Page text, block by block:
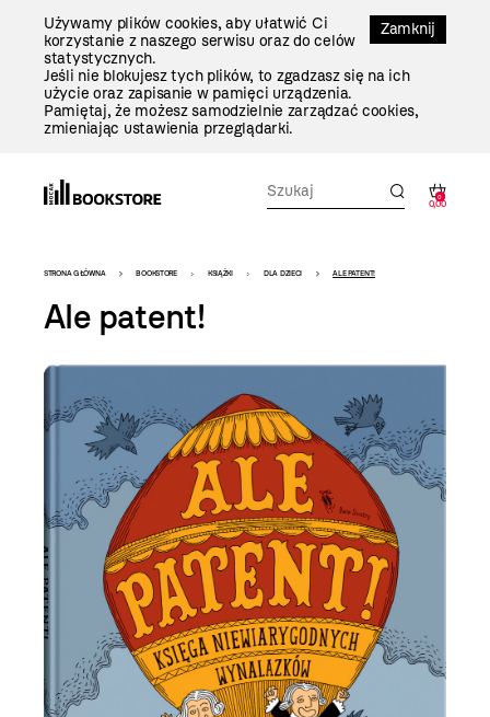
Zamknij
Używamy plików cookies, aby ułatwić Ci
korzystanie z naszego serwisu oraz do celów
statystycznych.
Jeśli nie blokujesz tych plików, to zgadzasz się na ich
użycie oraz zapisanie w pamięci urządzenia.
Pamiętaj, że możesz samodzielnie zarządzać cookies,
zmieniając ustawienia przeglądarki.
0
0,00
Bookstore
-
szablon
szczegóły
STRONA GŁÓWNA BOOKSTORE KSIĄŻKI DLA DZIECI ALE PATENT!
Ale patent!